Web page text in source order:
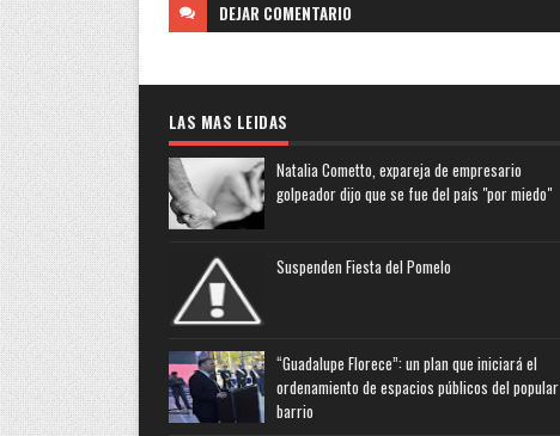
DEJAR COMENTARIO
LAS MAS LEIDAS
Natalia Cometto, expareja de empresario
golpeador dijo que se fue del país "por miedo"
Suspenden Fiesta del Pomelo
“Guadalupe Florece”: un plan que iniciará el
ordenamiento de espacios públicos del popular
barrio